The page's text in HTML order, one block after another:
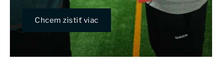
Chcem zistiť viac